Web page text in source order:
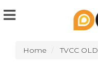
Home TVCC OLD